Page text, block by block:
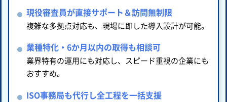
現役審査員が直接サポート＆訪問無制限
複雑な多拠点対応も、現場に即した導入設計が可能。
業種特化・6か月以内の取得も相談可
業界特有の運用にも対応し、スピード重視の企業にも
おすすめ。
ISO事務局も代行し全工程を一括支援